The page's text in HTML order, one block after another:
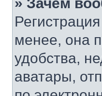
менее, она
удобства,
аватары,